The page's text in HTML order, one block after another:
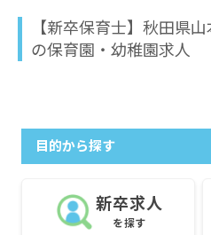
【新卒保育士】秋田県
の保育園・幼稚園求人
目的から探す
新卒求人
を探す